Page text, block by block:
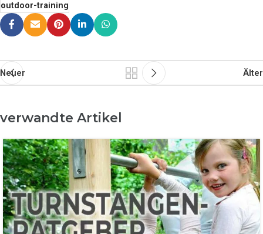
outdoor-training
Neuer Älter
verwandte Artikel